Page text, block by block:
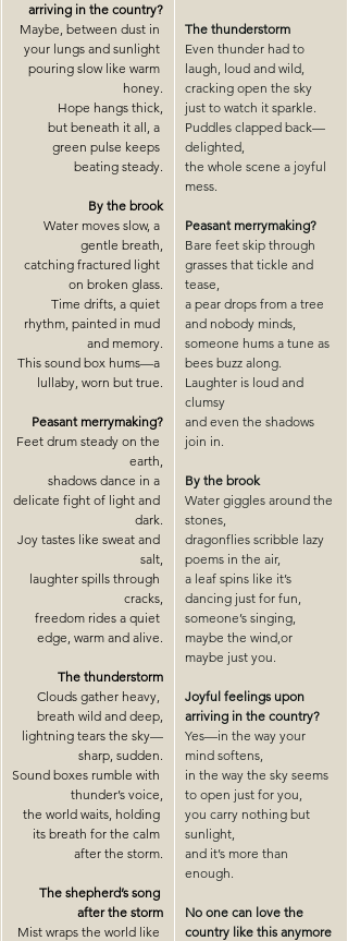
arriving in the country?
Maybe, between dust in
your lungs and sunlight
pouring slow like warm
honey.
Hope hangs thick,
but beneath it all, a
green pulse keeps
beating steady.
By the brook
Water moves slow, a
gentle breath,
catching fractured light
on broken glass.
Time drifts, a quiet
rhythm, painted in mud
and memory.
This sound box hums—a
lullaby, worn but true.
Peasant merrymaking?
Feet drum steady on the
earth,
shadows dance in a
delicate fight of light and
dark.
Joy tastes like sweat and
salt,
laughter spills through
cracks,
freedom rides a quiet
edge, warm and alive.
The thunderstorm
Clouds gather heavy,
breath wild and deep,
lightning tears the sky—
sharp, sudden.
Sound boxes rumble with
thunder’s voice,
the world waits, holding
its breath for the calm
after the storm.
The shepherd’s song
after the storm
Mist wraps the world like
The thunderstorm
Even thunder had to
laugh, loud and wild,
cracking open the sky
just to watch it sparkle.
Puddles clapped back—
delighted,
the whole scene a joyful
mess.
Peasant merrymaking?
Bare feet skip through
grasses that tickle and
tease,
a pear drops from a tree
and nobody minds,
someone hums a tune as
bees buzz along.
Laughter is loud and
clumsy
and even the shadows
join in.
By the brook
Water giggles around the
stones,
dragonflies scribble lazy
poems in the air,
a leaf spins like it’s
dancing just for fun,
someone’s singing,
maybe the wind,or
maybe just you.
Joyful feelings upon
arriving in the country?
Yes—in the way your
mind softens,
in the way the sky seems
to open just for you,
you carry nothing but
sunlight,
and it’s more than
enough.
No one can love the
country like this anymore